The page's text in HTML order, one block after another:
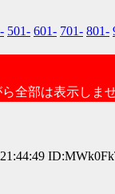
501- 601- 701- 801-
全部は表示しませ